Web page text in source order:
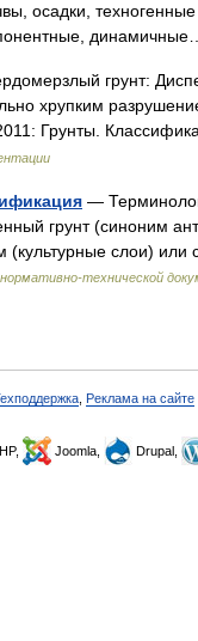
осадки, техногенные
грунт:
хрупким
Грунты.
—
грунт (синоним
(культурные слои)
технической
Реклама на сайте
Joomla, Drupal,